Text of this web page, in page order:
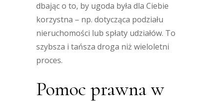
dbając o to, by ugoda była dla Ciebie
korzystna – np. dotycząca podziału
nieruchomości lub spłaty udziałów. To
szybsza i tańsza droga niż wieloletni
proces.
Pomoc prawna w